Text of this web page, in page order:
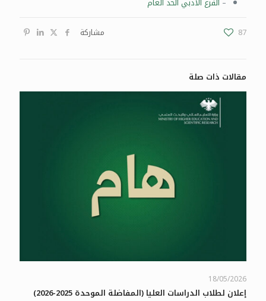
مشاركة
87
مقالات ذات صلة
18/05/2026
إعلان لطلاب الدراسات العليا (المفاضلة الموحدة 2025-2026)